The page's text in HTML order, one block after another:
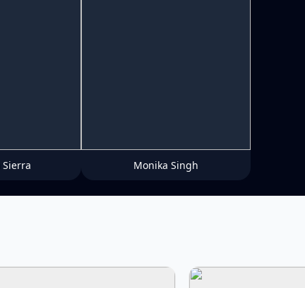
Monika Singh